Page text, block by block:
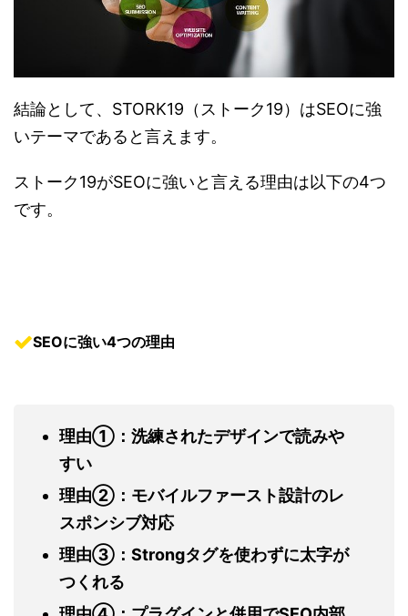
結論として、STORK19（ストーク19）はSEOに強
いテーマであると言えます。
ストーク19がSEOに強いと言える理由は以下の4つ
です。
SEOに強い4つの理由
理由①： 洗練されたデザインで読みや
すい
理由②： モバイルファースト設計のレ
スポンシブ対応
理由③： Strongタグを使わずに太字が
つくれる